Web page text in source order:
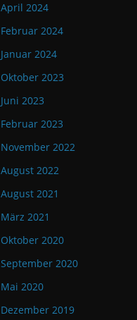
April 2024
Februar 2024
Januar 2024
Oktober 2023
Juni 2023
Februar 2023
November 2022
August 2022
August 2021
März 2021
Oktober 2020
September 2020
Mai 2020
Dezember 2019